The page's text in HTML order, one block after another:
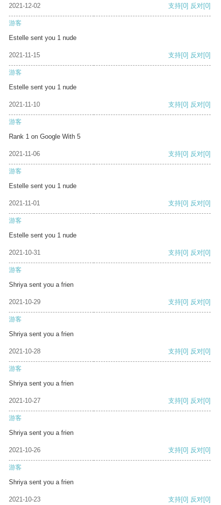
2021-12-02 支持[0] 反对[0]
游客
Estelle sent you 1 nude
2021-11-15 支持[0] 反对[0]
游客
Estelle sent you 1 nude
2021-11-10 支持[0] 反对[0]
游客
Rank 1 on Google With 5
2021-11-06 支持[0] 反对[0]
游客
Estelle sent you 1 nude
2021-11-01 支持[0] 反对[0]
游客
Estelle sent you 1 nude
2021-10-31 支持[0] 反对[0]
游客
Shriya sent you a frien
2021-10-29 支持[0] 反对[0]
游客
Shriya sent you a frien
2021-10-28 支持[0] 反对[0]
游客
Shriya sent you a frien
2021-10-27 支持[0] 反对[0]
游客
Shriya sent you a frien
2021-10-26 支持[0] 反对[0]
游客
Shriya sent you a frien
2021-10-23 支持[0] 反对[0]